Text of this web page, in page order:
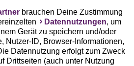
brauchen Deine Zustimmung
Datennutzungen, um
Gerät zu speichern und/oder
Nutzer-ID, Browser-Informationen,
Datennutzung erfolgt zum Zweck
Drittseiten (auch unter Nutzung